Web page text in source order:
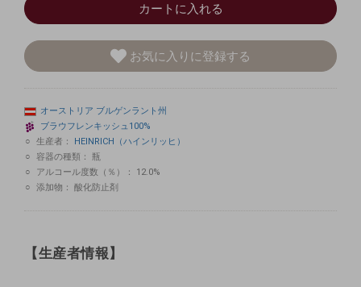
カートに入れる
お気に入りに登録する
オーストリア ブルゲンラント州
ブラウフレンキッシュ100%
生産者：
HEINRICH（ハインリッヒ）
容器の種類：
瓶
アルコール度数（％）：
12.0%
添加物：
酸化防止剤
【生産者情報】